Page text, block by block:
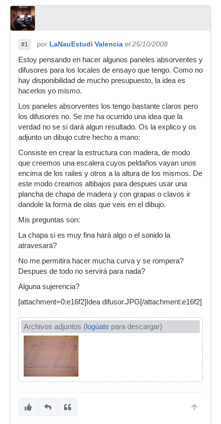
#1 por LaNauEstudi Valencia el 25/10/2008
Estoy pensando en hacer algunos paneles absorventes y
difusores para los locales de ensayo que tengo. Como no
hay disponibilidad de mucho presupuesto, la idea es
hacerlos yo mismo.
Los paneles absorventes los tengo bastante claros pero
los difusores no. Se me ha ocurrido una idea que la
verdad no se si dará algun resultado. Os la explico y os
adjunto un dibujo cutre hecho a mano:
Consiste en crear la estructura con madera, de modo
que creemos una escalera cuyos peldaños vayan unos
encima de los railes y otros a la altura de los mismos. De
este modo creamos altibajos para despues usar una
plancha de chapa de madera y con grapas o clavos ir
dandole la forma de olas que veis en el dibujo.
Mis preguntas son:
La chapa si es muy fina hará algo o el sonido la
atravesará?
No me permitira hacer mucha curva y se rompera?
Despues de todo no servirá para nada?
Alguna sujerencia?
[attachment=0:e16f2]Idea difusor.JPG[/attachment:e16f2]
Archivos adjuntos (logúate para descargar)